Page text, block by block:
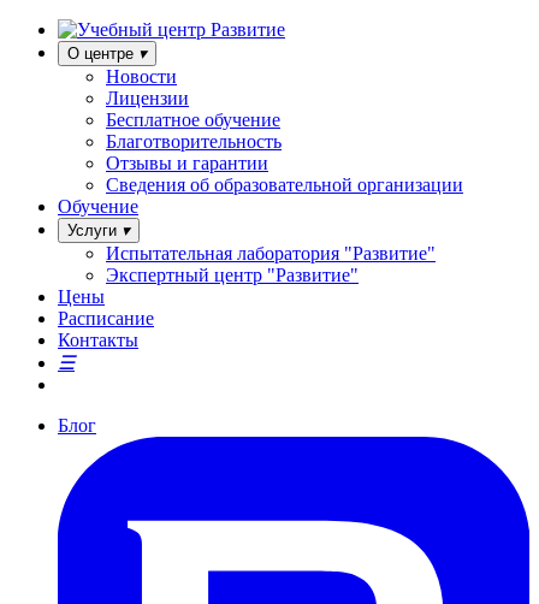
О центре
Новости
Лицензии
Бесплатное обучение
Благотворительность
Отзывы и гарантии
Сведения об образовательной организации
Обучение
Услуги
Испытательная лаборатория "Развитие"
Экспертный центр "Развитие"
Цены
Расписание
Контакты
Блог